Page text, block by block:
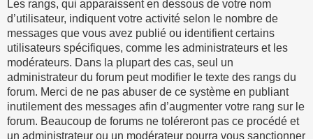
Les rangs, qui apparaissent en dessous de votre nom
d’utilisateur, indiquent votre activité selon le nombre de
messages que vous avez publié ou identifient certains
utilisateurs spécifiques, comme les administrateurs et les
modérateurs. Dans la plupart des cas, seul un
administrateur du forum peut modifier le texte des rangs du
forum. Merci de ne pas abuser de ce système en publiant
inutilement des messages afin d’augmenter votre rang sur le
forum. Beaucoup de forums ne toléreront pas ce procédé et
un administrateur ou un modérateur pourra vous sanctionner